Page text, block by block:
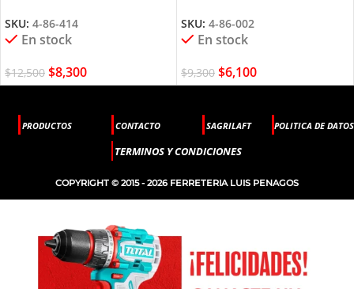
SKU: 4-86-414
En stock
$12,500 $8,300
SKU: 4-86-002
En stock
$9,300 $6,100
PRODUCTOS CONTACTO SAGRILAFT POLITICA DE DATOS
TERMINOS Y CONDICIONES
COPYRIGHT © 2015 - 2026 FERRETERIA LUIS PENAGOS